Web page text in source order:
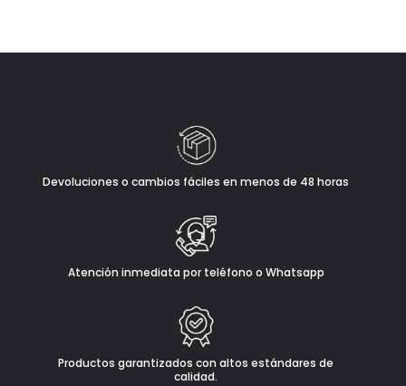
Devoluciones o cambios fáciles en menos de 48 horas
Atención inmediata por teléfono o Whatsapp
Productos garantizados con altos estándares de
calidad.